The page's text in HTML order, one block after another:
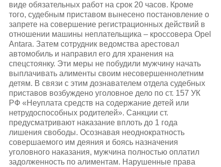
виде обязательных работ на срок 20 часов. Кроме
того, судебным приставом вынесено постановление о
запрете на совершение регистрационных действий в
отношении машины неплательщика – кроссовера Opel
Antara. Затем сотрудник ведомства арестовал
автомобиль и направил его для хранения на
спецстоянку. Эти меры не побудили мужчину начать
выплачивать алименты своим несовершеннолетним
детям. В связи с этим дознавателем отдела судебных
приставов возбуждено уголовное дело по ст. 157 УК
РФ «Неуплата средств на содержание детей или
нетрудоспособных родителей». Санкции ст.
предусматривают наказание вплоть до 1 года
лишения свободы. Осознавая неоднократность
совершаемого им деяния и боясь назначения
уголовного наказания, мужчина полностью оплатил
задолженность по алиментам. Нарушенные права